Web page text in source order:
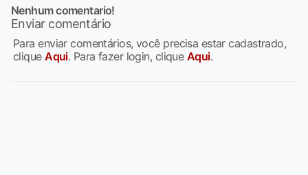
Nenhum comentario!
Enviar comentário
Para enviar comentários, você precisa estar cadastrado,
cliqueAqui. Para fazer login, clique Aqui.